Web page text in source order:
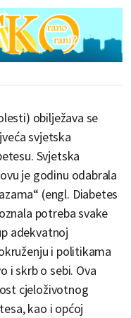
obilježava se
svjetska
Svjetska
je godinu odabrala
(engl. Diabetes
potreba svake
adekvatnoj
i politikama
i skrb o sebi. Ova
cjeloživotnog
kao i općoj